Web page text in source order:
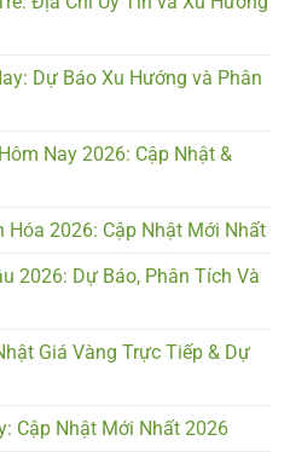
Dự Báo Xu Hướng và Phân
Nay 2026: Cập Nhật &
Hóa 2026: Cập Nhật Mới Nhất
2026: Dự Báo, Phân Tích Và
Giá Vàng Trực Tiếp & Dự
Cập Nhật Mới Nhất 2026